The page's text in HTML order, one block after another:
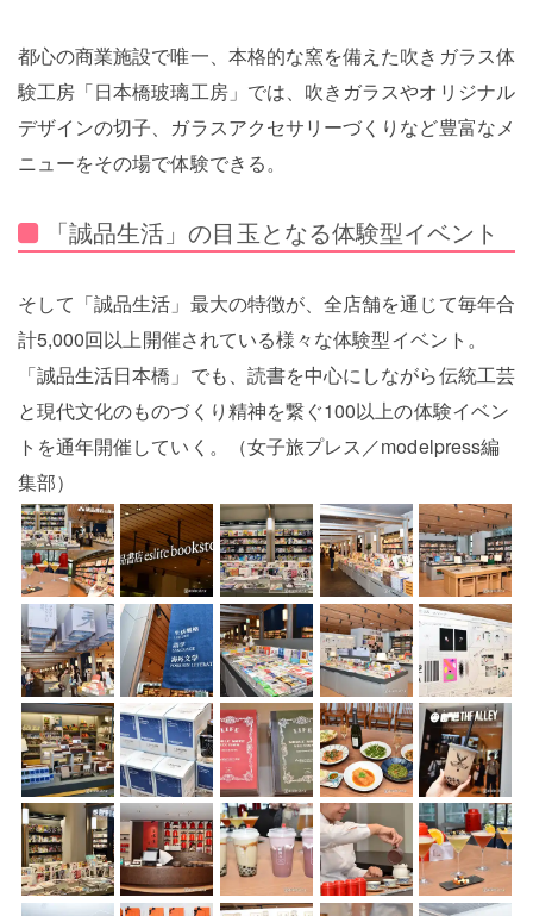
都心の商業施設で唯一、本格的な窯を備えた吹きガラス体
験工房「日本橋玻璃工房」では、吹きガラスやオリジナル
デザインの切子、ガラスアクセサリーづくりなど豊富なメ
ニューをその場で体験できる。
「誠品生活」の目玉となる体験型イベント
そして「誠品生活」最大の特徴が、全店舗を通じて毎年合
計5,000回以上開催されている様々な体験型イベント。
「誠品生活日本橋」でも、読書を中心にしながら伝統工芸
と現代文化のものづくり精神を繋ぐ100以上の体験イベン
トを通年開催していく。（女子旅プレス／modelpress編
集部）